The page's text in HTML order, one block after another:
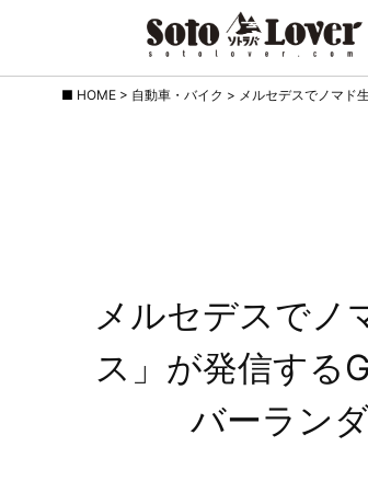
HOME > 自動車・バイク > メルセデスでノマド
メルセデスでノ
ス」が発信する
バーラン